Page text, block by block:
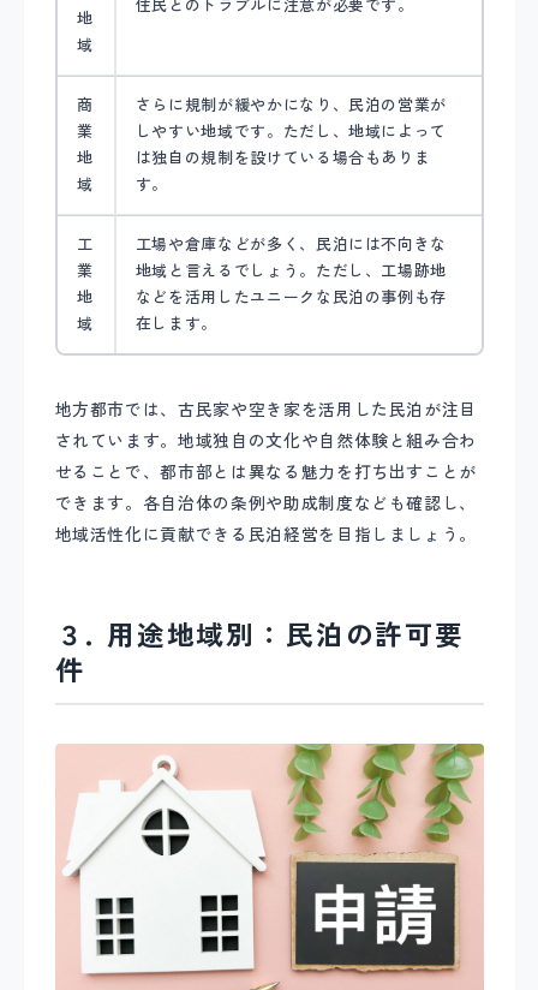
地
域
住民とのトラブルに注意が必要です。
商
業
地
域
さらに規制が緩やかになり、民泊の営業が
しやすい地域です。ただし、地域によって
は独自の規制を設けている場合もありま
す。
工
業
地
域
工場や倉庫などが多く、民泊には不向きな
地域と言えるでしょう。ただし、工場跡地
などを活用したユニークな民泊の事例も存
在します。
地方都市では、古民家や空き家を活用した民泊が注目
されています。地域独自の文化や自然体験と組み合わ
せることで、都市部とは異なる魅力を打ち出すことが
できます。各自治体の条例や助成制度なども確認し、
地域活性化に貢献できる民泊経営を目指しましょう。
３. 用途地域別：民泊の許可要
件